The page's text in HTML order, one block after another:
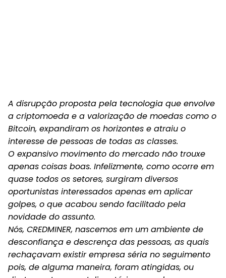
A disrupção proposta pela tecnologia que envolve
a criptomoeda e a valorização de moedas como o
Bitcoin, expandiram os horizontes e atraiu o
interesse de pessoas de todas as classes.
O expansivo movimento do mercado não trouxe
apenas coisas boas. Infelizmente, como ocorre em
quase todos os setores, surgiram diversos
oportunistas interessados apenas em aplicar
golpes, o que acabou sendo facilitado pela
novidade do assunto.
Nós, CREDMINER, nascemos em um ambiente de
desconfiança e descrença das pessoas, as quais
rechaçavam existir empresa séria no seguimento
pois, de alguma maneira, foram atingidas, ou